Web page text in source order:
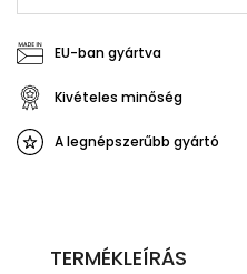
EU-ban gyártva
Kivételes minőség
A legnépszerűbb gyártó
TERMÉKLEÍRÁS